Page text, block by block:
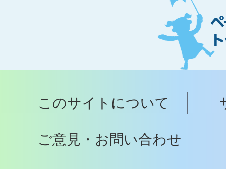
ー
ジ
ト
ッ
へ
このサイトについて
ご意見・お問い合わせ